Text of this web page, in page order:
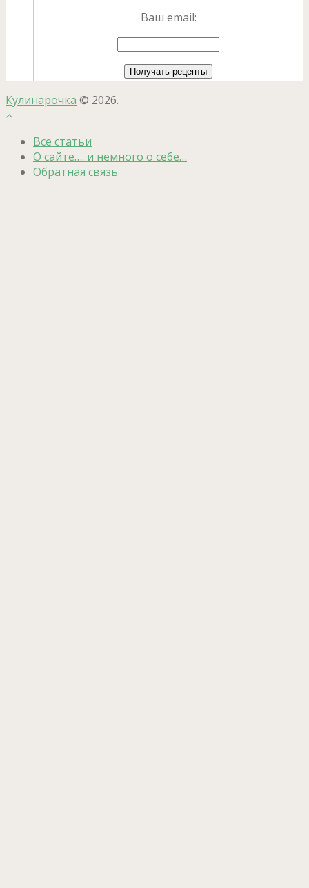
Ваш email:
Кулинарочка © 2026.
Все статьи
О сайте…. и немного о себе…
Обратная связь